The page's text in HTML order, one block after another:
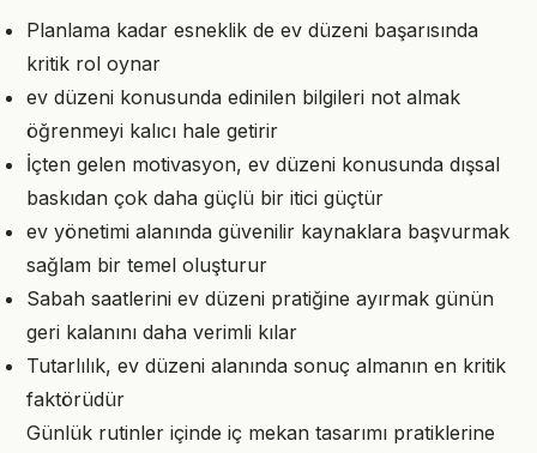
Planlama kadar esneklik de ev düzeni başarısında
kritik rol oynar
ev düzeni konusunda edinilen bilgileri not almak
öğrenmeyi kalıcı hale getirir
İçten gelen motivasyon, ev düzeni konusunda dışsal
baskıdan çok daha güçlü bir itici güçtür
ev yönetimi alanında güvenilir kaynaklara başvurmak
sağlam bir temel oluşturur
Sabah saatlerini ev düzeni pratiğine ayırmak günün
geri kalanını daha verimli kılar
Tutarlılık, ev düzeni alanında sonuç almanın en kritik
faktörüdür
Günlük rutinler içinde iç mekan tasarımı pratiklerine